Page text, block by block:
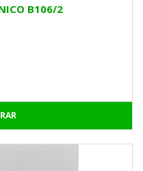
B106/2